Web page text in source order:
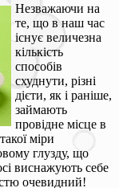
Незважаючи на
те, що в наш час
існує величезна
кількість
способів
схуднути, різні
дієти, як і раніше,
займають
провідне місце в
міри
глузду, що
виснажують себе
очевидний!